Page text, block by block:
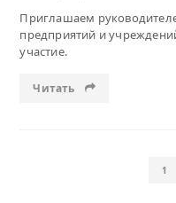
Приглашаем
предприятий и
участие.
Читать
1